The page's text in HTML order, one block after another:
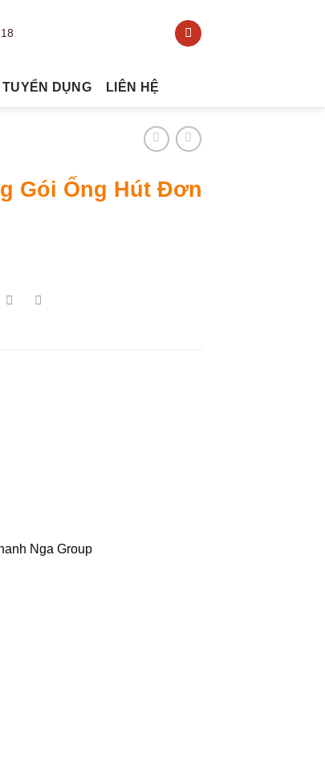
TUYỂN DỤNG LIÊN HỆ
Gói Ống Hút Đơn
Nga Group